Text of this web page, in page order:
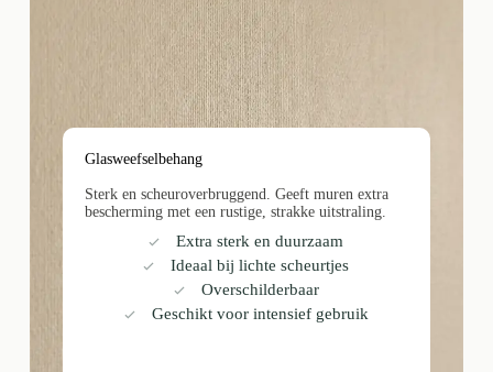
Glasweefselbehang
Sterk en scheuroverbruggend. Geeft muren extra
bescherming met een rustige, strakke uitstraling.
Extra sterk en duurzaam
Ideaal bij lichte scheurtjes
Overschilderbaar
Geschikt voor intensief gebruik